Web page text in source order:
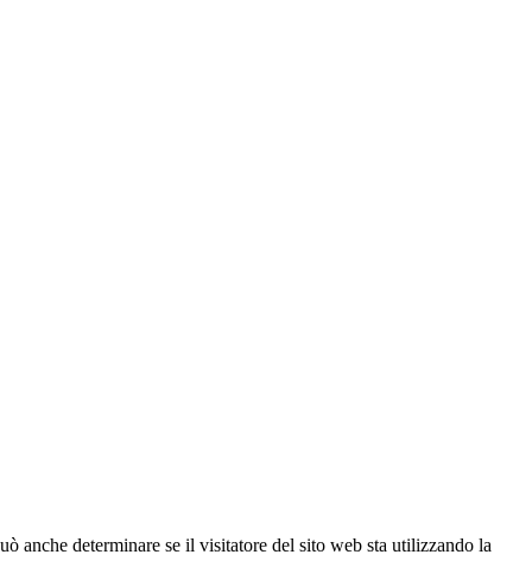
anche determinare se il visitatore del sito web sta utilizzando la